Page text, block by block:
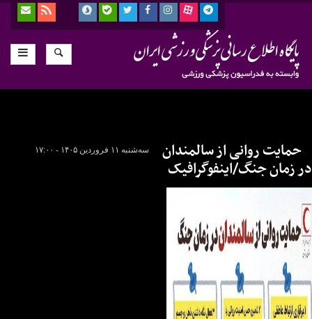
سه‌شنبه ۱۱ فروردین ۱۴۰۵ - ۱۷:۰۰ حمایت روانی از سالمندان
در زمان جنگ/اینفوگرافیک